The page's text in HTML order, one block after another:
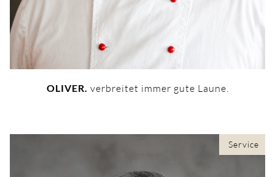
OLIVER. verbreitet immer gute Laune.
Service